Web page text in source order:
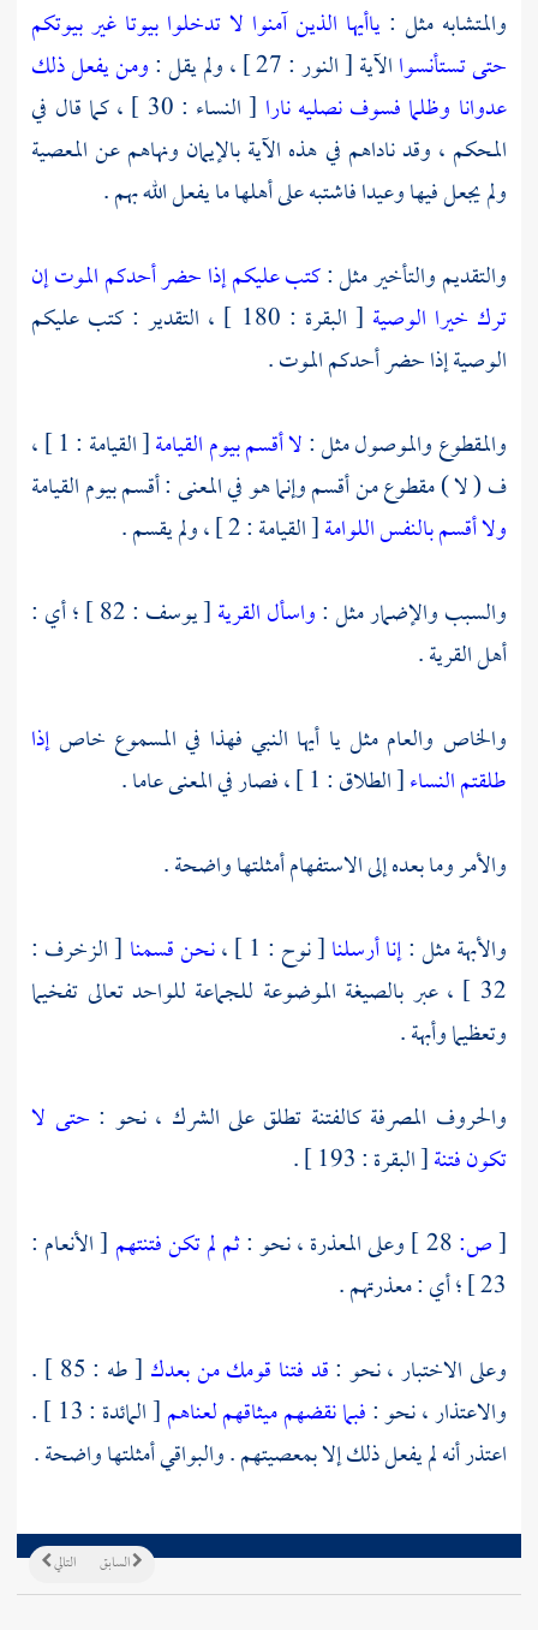
والمتشابه مثل :ياأيها الذين آمنوا لا تدخلوا بيوتا غير بيوتكم
حتى تستأنسواالآية [ النور : 27 ] ، ولم يقل :
ومن يفعل ذلك
عدوانا وظلما فسوف نصليه نارا
[ النساء : 30 ] ، كما قال في
المحكم ، وقد ناداهم في هذه الآية بالإيمان ونهاهم عن المعصية
ولم يجعل فيها وعيدا فاشتبه على أهلها ما يفعل الله بهم .
والتقديم والتأخير مثل :كتب عليكم إذا حضر أحدكم الموت إن
ترك خيرا الوصية
[ البقرة : 180 ] ، التقدير : كتب عليكم
الوصية إذا حضر أحدكم الموت .
والمقطوع والموصول مثل :لا أقسم بيوم القيامة
[ القيامة : 1 ] ،
ف ( لا ) مقطوع من أقسم وإنما هو في المعنى : أقسم بيوم القيامة
ولا أقسم بالنفس اللوامة[ القيامة : 2 ] ، ولم يقسم .
والسبب والإضمار مثل :واسأل القرية
[ يوسف : 82 ] ؛ أي :
أهل القرية .
والخاص والعام مثل يا أيها النبي فهذا في المسموع خاصإذا
طلقتم النساء[ الطلاق : 1 ] ، فصار في المعنى عاما .
والأمر وما بعده إلى الاستفهام أمثلتها واضحة .
والأبهة مثل :إنا أرسلنا[ نوح : 1 ] ، نحن قسمنا [ الزخرف :
32 ] ، عبر بالصيغة الموضوعة للجماعة للواحد تعالى تفخيما
وتعظيما وأبهة .
والحروف المصرفة كالفتنة تطلق على الشرك ، نحو : حتى لا
تكون فتنة[ البقرة : 193 ] .
[ص: وعلى المعذرة ، نحو :ثم لم تكن فتنتهم [ الأنعام :
23 ] ؛ أي : معذرتهم .
وعلى الاختبار ، نحو :قد فتنا قومك من بعدك
[ طه : 85 ] .
والاعتذار ، نحو :فبما نقضهم ميثاقهم لعناهم
[ المائدة : 13 ] .
اعتذر أنه لم يفعل ذلك إلا بمعصيتهم . والبواقي أمثلتها واضحة .
التالي السابق